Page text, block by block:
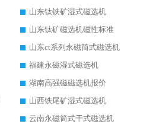
山东钛铁矿湿式磁选机
山东钛矿磁选机磁性标准
山东ct系列永磁筒式磁选机
福建永磁湿式磁选机
湖南高强磁磁选机报价
山西铁尾矿湿式磁选机
云南永磁筒式干式磁选机